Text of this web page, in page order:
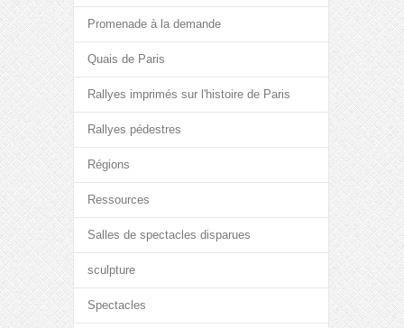
Promenade à la demande
Quais de Paris
Rallyes imprimés sur l'histoire de Paris
Rallyes pédestres
Régions
Ressources
Salles de spectacles disparues
sculpture
Spectacles